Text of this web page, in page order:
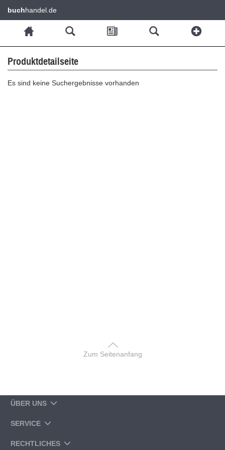
buchhandel.de
Produktdetailseite
Es sind keine Suchergebnisse vorhanden
Zum Seitenanfang
ÜBER UNS
SERVICE
RECHTLICHES